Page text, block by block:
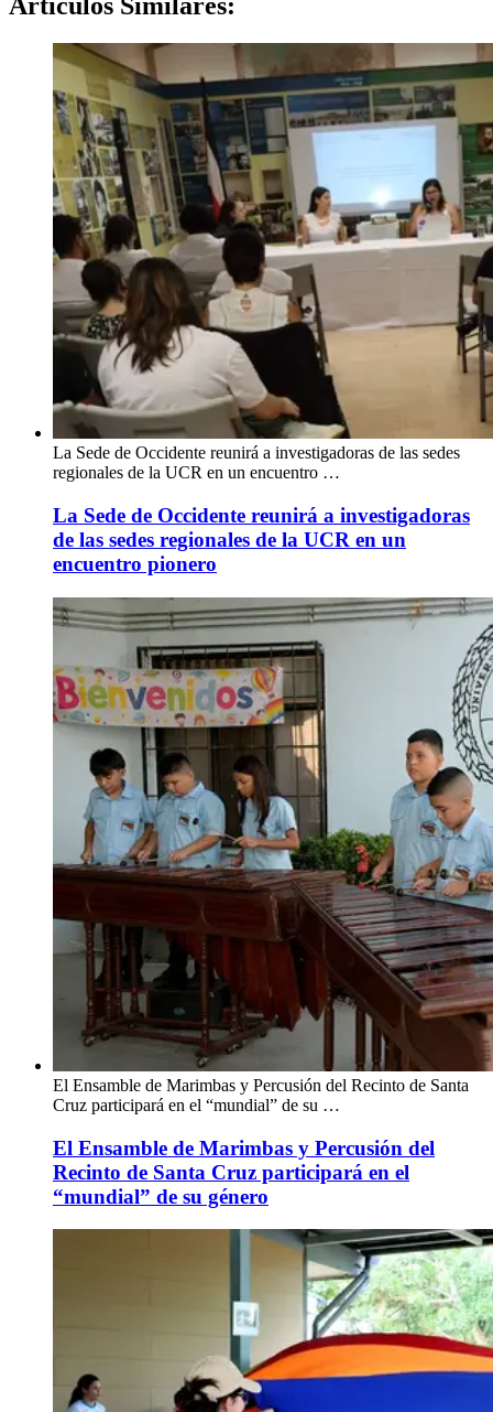
La Sede de Occidente reunirá a investigadoras de las sedes
regionales de la UCR en un encuentro …
La Sede de Occidente reunirá a investigadoras
de las sedes regionales de la UCR en un
encuentro pionero
El Ensamble de Marimbas y Percusión del Recinto de Santa
Cruz participará en el “mundial” de su …
El Ensamble de Marimbas y Percusión del
Recinto de Santa Cruz participará en el
“mundial” de su género